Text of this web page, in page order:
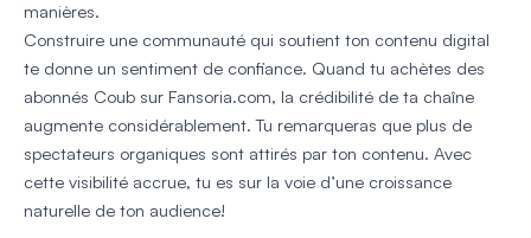
manières.
Construire une communauté qui soutient ton contenu digital
te donne un sentiment de confiance. Quand tu achètes des
abonnés Coub sur Fansoria.com, la crédibilité de ta chaîne
augmente considérablement. Tu remarqueras que plus de
spectateurs organiques sont attirés par ton contenu. Avec
cette visibilité accrue, tu es sur la voie d’une croissance
naturelle de ton audience!